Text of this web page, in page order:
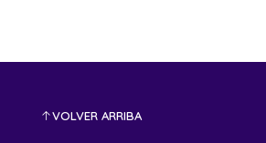
VOLVER ARRIBA